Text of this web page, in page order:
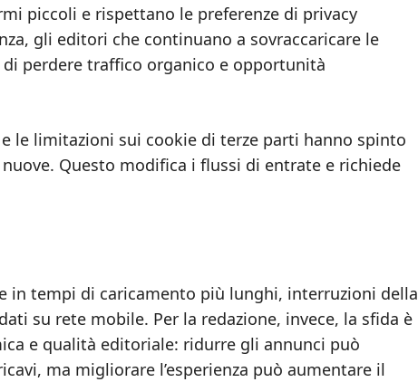
piccoli e rispettano le preferenze di privacy
gli editori che continuano a sovraccaricare le
perdere traffico organico e opportunità
le limitazioni sui cookie di terze parti hanno spinto
Questo modifica i flussi di entrate e richiede
in tempi di caricamento più lunghi, interruzioni della
su rete mobile. Per la redazione, invece, la sfida è
e qualità editoriale: ridurre gli annunci può
ma migliorare l’esperienza può aumentare il